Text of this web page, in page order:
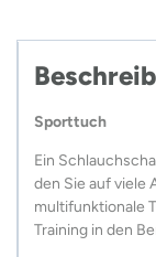
Sporttuch
Ein
den Sie auf viele
multifunktionale
Training in den